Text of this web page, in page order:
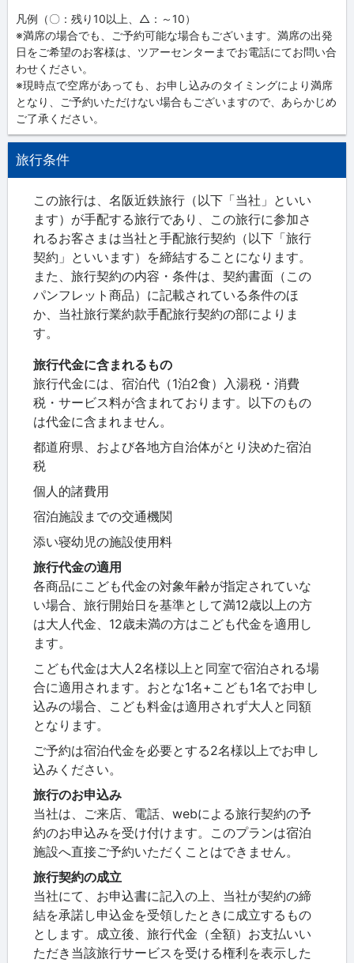
凡例（〇：残り10以上、△：～10）
※満席の場合でも、ご予約可能な場合もございます。満席の出発
日をご希望のお客様は、ツアーセンターまでお電話にてお問い合
わせください。
※現時点で空席があっても、お申し込みのタイミングにより満席
となり、ご予約いただけない場合もございますので、あらかじめ
ご了承ください。
旅行条件
この旅行は、名阪近鉄旅行（以下「当社」といい
ます）が手配する旅行であり、この旅行に参加さ
れるお客さまは当社と手配旅行契約（以下「旅行
契約」といいます）を締結することになります。
また、旅行契約の内容・条件は、契約書面（この
パンフレット商品）に記載されている条件のほ
か、当社旅行業約款手配旅行契約の部によりま
す。
旅行代金に含まれるもの
旅行代金には、宿泊代（1泊2食）入湯税・消費
税・サービス料が含まれております。以下のもの
は代金に含まれません。
都道府県、および各地方自治体がとり決めた宿泊
税
個人的諸費用
宿泊施設までの交通機関
添い寝幼児の施設使用料
旅行代金の適用
各商品にこども代金の対象年齢が指定されていな
い場合、旅行開始日を基準として満12歳以上の方
は大人代金、12歳未満の方はこども代金を適用し
ます。
こども代金は大人2名様以上と同室で宿泊される場
合に適用されます。おとな1名+こども1名でお申し
込みの場合、こども料金は適用されず大人と同額
となります。
ご予約は宿泊代金を必要とする2名様以上でお申し
込みください。
旅行のお申込み
当社は、ご来店、電話、webによる旅行契約の予
約のお申込みを受け付けます。このプランは宿泊
施設へ直接ご予約いただくことはできません。
旅行契約の成立
当社にて、お申込書に記入の上、当社が契約の締
結を承諾し申込金を受領したときに成立するもの
とします。成立後、旅行代金（全額）お支払いい
ただき当該旅行サービスを受ける権利を表示した